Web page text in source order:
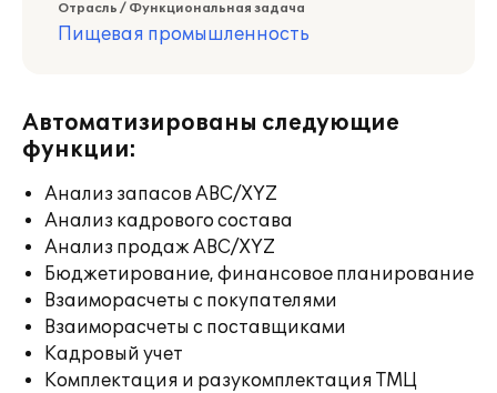
Отрасль / Функциональная задача
Пищевая промышленность
Автоматизированы следующие
функции:
Анализ запасов ABC/XYZ
Анализ кадрового состава
Анализ продаж ABC/XYZ
Бюджетирование, финансовое планирование
Взаиморасчеты с покупателями
Взаиморасчеты с поставщиками
Кадровый учет
Комплектация и разукомплектация ТМЦ